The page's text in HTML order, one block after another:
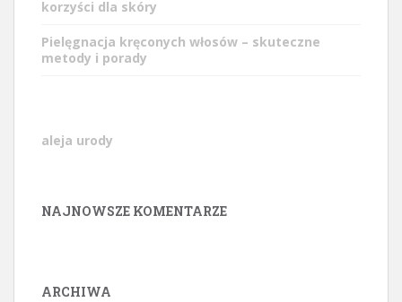
korzyści dla skóry
Pielęgnacja kręconych włosów – skuteczne
metody i porady
aleja urody
NAJNOWSZE KOMENTARZE
ARCHIWA